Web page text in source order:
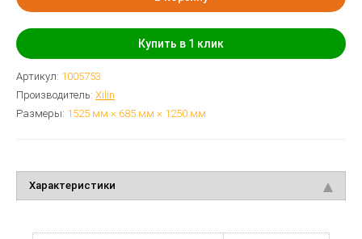
Купить в 1 клик
Артикул: 1005753
Производитель: Xilin
Размеры: 1525 мм × 685 мм × 1250 мм
Характеристики